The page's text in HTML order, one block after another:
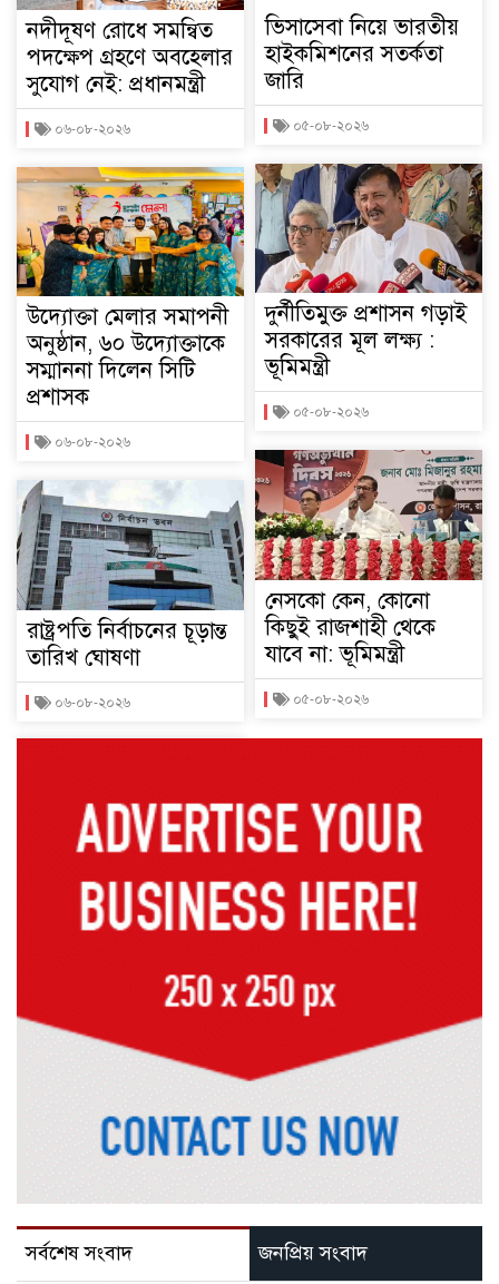
নদীদূষণ রোধে সমন্বিত
পদক্ষেপ গ্রহণে অবহেলার
সুযোগ নেই: প্রধানমন্ত্রী
০৬-০৮-২০২৬
উদ্যোক্তা মেলার সমাপনী
অনুষ্ঠান, ৬০ উদ্যোক্তাকে
সম্মাননা দিলেন সিটি
প্রশাসক
০৬-০৮-২০২৬
রাষ্ট্রপতি নির্বাচনের চূড়ান্ত
তারিখ ঘোষণা
০৬-০৮-২০২৬
ভিসাসেবা নিয়ে ভারতীয়
হাইকমিশনের সতর্কতা
জারি
০৫-০৮-২০২৬
দুর্নীতিমুক্ত প্রশাসন গড়াই
সরকারের মূল লক্ষ্য :
ভূমিমন্ত্রী
০৫-০৮-২০২৬
নেসকো কেন, কোনো
কিছুই রাজশাহী থেকে
যাবে না: ভূমিমন্ত্রী
০৫-০৮-২০২৬
সর্বশেষ সংবাদ জনপ্রিয় সংবাদ